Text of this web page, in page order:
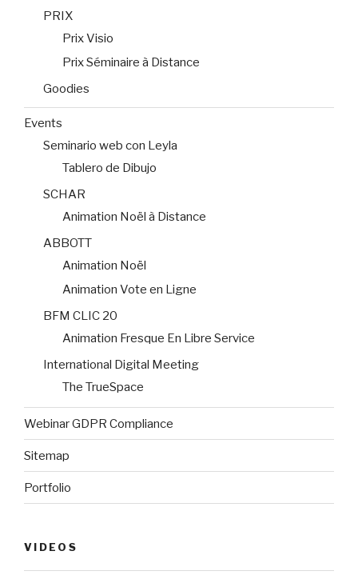
PRIX
Prix Visio
Prix Séminaire à Distance
Goodies
Events
Seminario web con Leyla
Tablero de Dibujo
SCHAR
Animation Noël à Distance
ABBOTT
Animation Noël
Animation Vote en Ligne
BFM CLIC 20
Animation Fresque En Libre Service
International Digital Meeting
The TrueSpace
Webinar GDPR Compliance
Sitemap
Portfolio
VIDEOS